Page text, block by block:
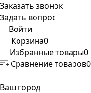
Заказать звонок
Задать вопрос
Войти
Корзина0
Избранные товары0
Сравнение товаров0
Ваш город